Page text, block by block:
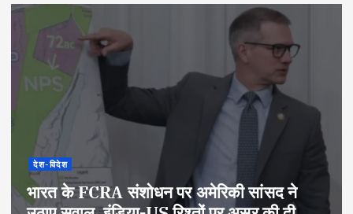
देश-विदेश
भारत के FCRA संशोधन पर अमेरिकी सांसद ने